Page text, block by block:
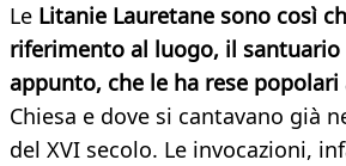
Le Litanie Lauretane sono così
riferimento al luogo, il santuario
appunto, che le ha rese popolari
Chiesa e dove si cantavano già
del XVI secolo. Le invocazioni,